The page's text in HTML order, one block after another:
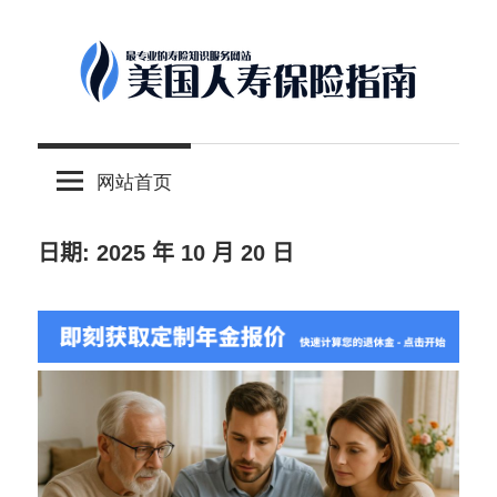
content
美
寿
最
的
国
险
理
财
服
网站首页
日期: 2025 年 10 月 20 日